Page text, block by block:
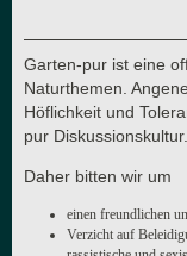
Garten-pur ist eine
Naturthemen.
Höflichkeit und
pur Diskussionskultur.
Daher bitten wir um
einen freundlichen
Verzicht auf